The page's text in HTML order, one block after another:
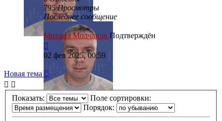
795Просмотры
Последнее сообщение
Михаил Молчанов Подтверждён
02 фев 2025, 00:59
Новая тема
Показать:
Поле сортировки:
Порядок: